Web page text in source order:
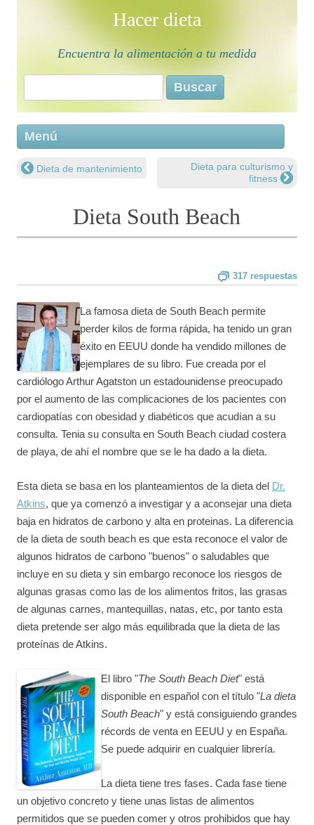
Hacer dieta
Encuentra la alimentación a tu medida
Buscar:
Menú
Navegación de entradas
Dieta de mantenimiento
Dieta para culturismo y
fitness
Dieta South Beach
317 respuestas
La famosa dieta de South Beach permite
perder kilos de forma rápida, ha tenido un gran
éxito en EEUU donde ha vendido millones de
ejemplares de su libro. Fue creada por el
cardiólogo Arthur Agatston un estadounidense preocupado
por el aumento de las complicaciones de los pacientes con
cardiopatías con obesidad y diabéticos que acudían a su
consulta. Tenia su consulta en South Beach ciudad costera
de playa, de ahí el nombre que se le ha dado a la dieta.
Esta dieta se basa en los planteamientos de la dieta del Dr.
Atkins, que ya comenzó a investigar y a aconsejar una dieta
baja en hidratos de carbono y alta en proteinas. La diferencia
de la dieta de south beach es que esta reconoce el valor de
algunos hidratos de carbono "buenos" o saludables que
incluye en su dieta y sin embargo reconoce los riesgos de
algunas grasas como las de los alimentos fritos, las grasas
de algunas carnes, mantequillas, natas, etc, por tanto esta
dieta pretende ser algo más equilibrada que la dieta de las
proteínas de Atkins.
El libro "The South Beach Diet" está
disponible en español con el título "La dieta
South Beach" y está consiguiendo grandes
récords de venta en EEUU y en España.
Se puede adquirir en cualquier librería.
La dieta tiene tres fases. Cada fase tiene
un objetivo concreto y tiene unas listas de alimentos
permitidos que se pueden comer y otros prohibidos que hay